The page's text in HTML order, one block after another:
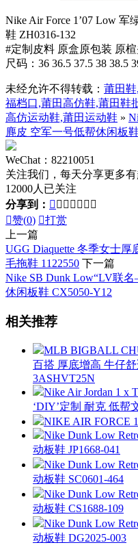
Nike Air Force 1’07 Low
鞋 ZH0316-132
#定制皮料 原盒原包装 原
尺码：36 36.5 37.5 38 38.5
未经允许不得转载： 莆田
福档口,莆田高仿鞋,莆田鞋
高仿运动鞋,莆田运动鞋 »
麂皮 空军一号低帮休闲板
WeChat：82210051
关注我们，每天分享更多
12000人已关注
分享到：       
赞(0) 打赏
上一篇
UGG Diaquette 冬季女士
毛拖鞋 1122550 下一篇
Nike SB Dunk Low“LV联
休闲板鞋 CX5050-Y12
相关推荐
MLB BIGBALL
百搭 厚底增高 牛仔
3ASHVT25N
Nike Air Jordan 1 x
‘DIY’定制 耐克 低帮
NIKE AIR FORCE
Nike Dunk Low
动板鞋 JP1668-041
Nike Dunk Low
动板鞋 SC0601-464
Nike Dunk Low
动板鞋 CS1688-109
Nike Dunk Low
动板鞋 DG2025-003